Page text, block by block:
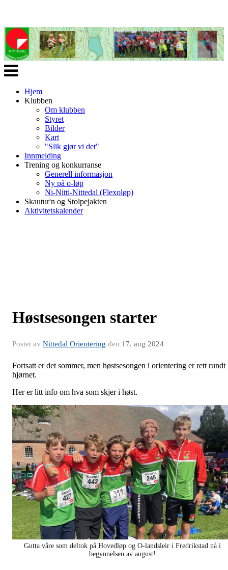
Veksle
navigasjon
Hjem
Klubben
Om klubben
Styret
Bilder
Kart
"Slik gjør vi det"
Innmelding
Trening og konkurranse
Generell informasjon
Ny på o-løp
Ni-Nitti-Nittedal (Flexoløp)
Skautur'n og Stolpejakten
Aktivitetskalender
Høstsesongen starter
Postet av Nittedal Orientering den 17. aug 2024
Fortsatt er det sommer, men høstsesongen i orientering er rett rundt
hjørnet.
Her er litt info om hva som skjer i høst.
Gutta våre som deltok på Hovedløp og O-landsleir i Fredrikstad nå i
begynnelsen av august!